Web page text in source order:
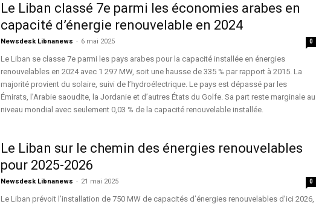
Le Liban classé 7e parmi les économies arabes en
capacité d’énergie renouvelable en 2024
Newsdesk Libnanews - 6 mai 2025 0
Le Liban se classe 7e parmi les pays arabes pour la capacité installée en énergies
renouvelables en 2024 avec 1 297 MW, soit une hausse de 335 % par rapport à 2015. La
majorité provient du solaire, suivi de l’hydroélectrique. Le pays est dépassé par les
Émirats, l’Arabie saoudite, la Jordanie et d’autres États du Golfe. Sa part reste marginale au
niveau mondial avec seulement 0,03 % de la capacité renouvelable installée.
Le Liban sur le chemin des énergies renouvelables
pour 2025-2026
Newsdesk Libnanews - 21 mai 2025 0
Le Liban prévoit l’installation de 750 MW de capacités d’énergies renouvelables d’ici 2026,